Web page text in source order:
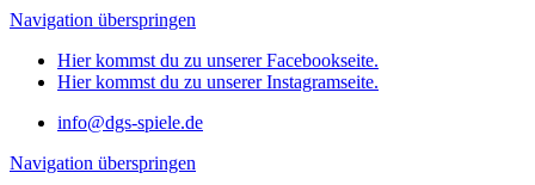
Navigation überspringen
Hier kommst du zu unserer Facebookseite.
Hier kommst du zu unserer Instagramseite.
info@dgs-spiele.de
Navigation überspringen